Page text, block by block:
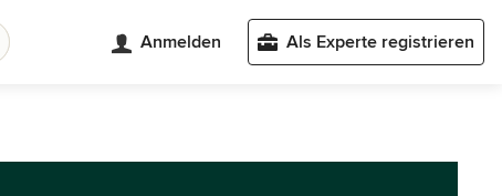
Anmelden Als Experte registrieren